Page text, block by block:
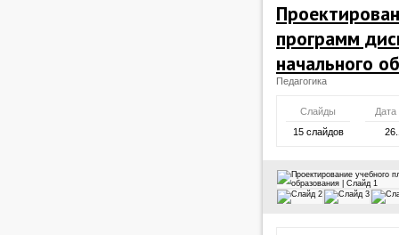
программ
начального
Педагогика
Слайды
Дата
15 слайдов